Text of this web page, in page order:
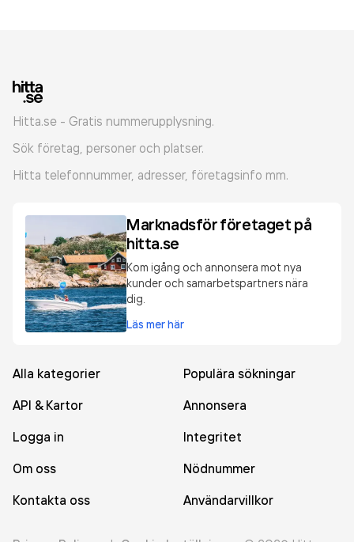
Hitta.se - Gratis nummerupplysning.
Sök företag, personer och platser.
Hitta telefonnummer, adresser, företagsinfo mm.
Marknadsför företaget på
hitta.se
Kom igång och annonsera mot nya
kunder och samarbetspartners nära
dig.
Läs mer här
Alla kategorier
Populära sökningar
API & Kartor
Annonsera
Logga in
Integritet
Om oss
Nödnummer
Kontakta oss
Användarvillkor